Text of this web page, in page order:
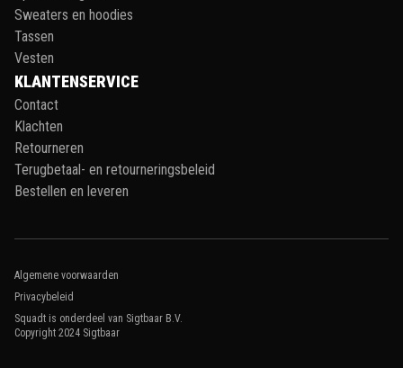
Sweaters en hoodies
Tassen
Vesten
KLANTENSERVICE
Contact
Klachten
Retourneren
Terugbetaal- en retourneringsbeleid
Bestellen en leveren
Algemene voorwaarden
Privacybeleid
Squadt is onderdeel van Sigtbaar B.V.
Copyright 2024 Sigtbaar